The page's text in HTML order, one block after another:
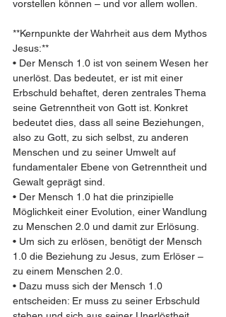
vorstellen können – und vor allem wollen.
**Kernpunkte der Wahrheit aus dem Mythos
Jesus:**
• Der Mensch 1.0 ist von seinem Wesen her
unerlöst. Das bedeutet, er ist mit einer
Erbschuld behaftet, deren zentrales Thema
seine Getrenntheit von Gott ist. Konkret
bedeutet dies, dass all seine Beziehungen,
also zu Gott, zu sich selbst, zu anderen
Menschen und zu seiner Umwelt auf
fundamentaler Ebene von Getrenntheit und
Gewalt geprägt sind.
• Der Mensch 1.0 hat die prinzipielle
Möglichkeit einer Evolution, einer Wandlung
zu Menschen 2.0 und damit zur Erlösung.
• Um sich zu erlösen, benötigt der Mensch
1.0 die Beziehung zu Jesus, zum Erlöser –
zu einem Menschen 2.0.
• Dazu muss sich der Mensch 1.0
entscheiden: Er muss zu seiner Erbschuld